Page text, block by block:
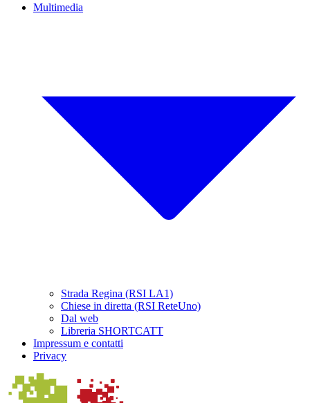
Multimedia
Strada Regina (RSI LA1)
Chiese in diretta (RSI ReteUno)
Dal web
Libreria SHORTCATT
Impressum e contatti
Privacy